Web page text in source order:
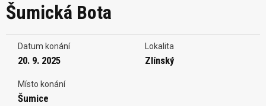
Šumická Bota
Datum konání
20. 9. 2025
Lokalita
Zlínský
Místo konání
Šumice